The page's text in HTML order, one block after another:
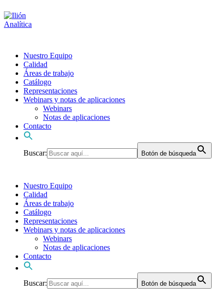
Nuestro Equipo
Calidad
Áreas de trabajo
Catálogo
Representaciones
Webinars y notas de aplicaciones
Webinars
Notas de aplicaciones
Contacto
Buscar: Botón de búsqueda
Nuestro Equipo
Calidad
Áreas de trabajo
Catálogo
Representaciones
Webinars y notas de aplicaciones
Webinars
Notas de aplicaciones
Contacto
Buscar: Botón de búsqueda